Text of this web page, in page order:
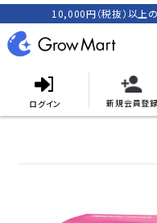
10,000円（税抜）以上
ログイン 新規会員登録